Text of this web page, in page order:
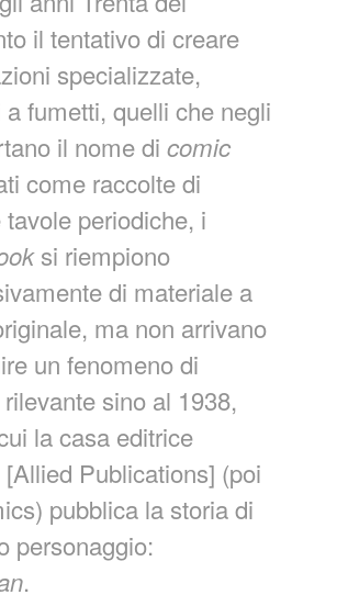
il tentativo di creare
specializzate,
a fumetti, quelli che negli
il nome di comic
come raccolte di
periodiche, i
si riempiono
di materiale a
ma non arrivano
un fenomeno di
sino al 1938,
la casa editrice
Publications] (poi
pubblica la storia di
personaggio:
.